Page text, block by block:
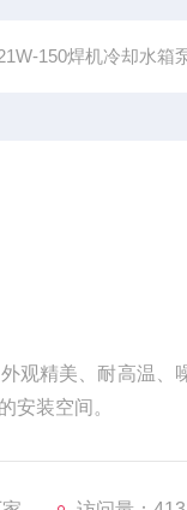
150焊机冷却水箱
观精美、耐高温、
安装空间。